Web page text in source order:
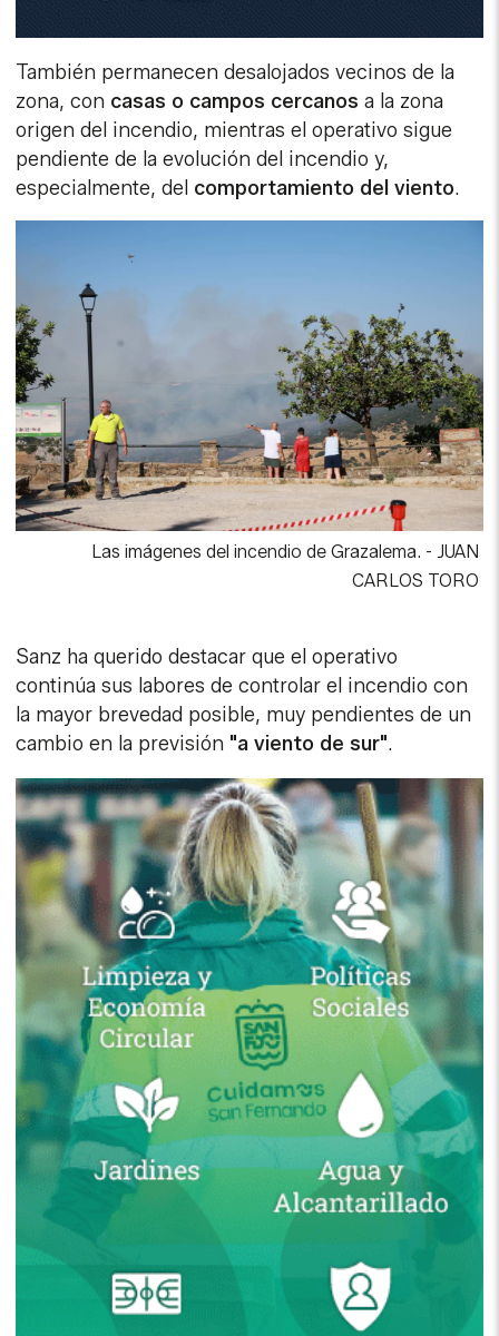
También permanecen desalojados vecinos de la
zona, con casas o campos cercanosa la zona
origen del incendio, mientras el operativo sigue
pendiente de la evolución del incendio y,
especialmente, del comportamiento del viento.
Las imágenes del incendio de Grazalema. - JUAN
CARLOS TORO
Sanz ha querido destacar que el operativo
continúa sus labores de controlar el incendio con
la mayor brevedad posible, muy pendientes de un
cambio en la previsión "a viento de sur".